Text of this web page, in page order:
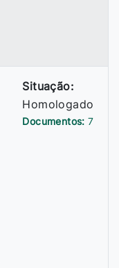
Situação:
Homologado
Documentos:7